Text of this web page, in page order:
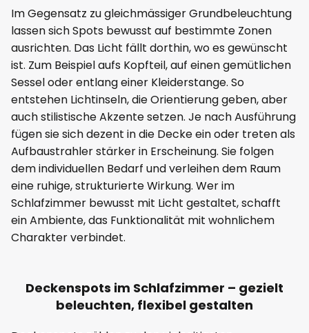
Im Gegensatz zu gleichmässiger Grundbeleuchtung
lassen sich Spots bewusst auf bestimmte Zonen
ausrichten. Das Licht fällt dorthin, wo es gewünscht
ist. Zum Beispiel aufs Kopfteil, auf einen gemütlichen
Sessel oder entlang einer Kleiderstange. So
entstehen Lichtinseln, die Orientierung geben, aber
auch stilistische Akzente setzen. Je nach Ausführung
fügen sie sich dezent in die Decke ein oder treten als
Aufbaustrahler stärker in Erscheinung. Sie folgen
dem individuellen Bedarf und verleihen dem Raum
eine ruhige, strukturierte Wirkung. Wer im
Schlafzimmer bewusst mit Licht gestaltet, schafft
ein Ambiente, das Funktionalität mit wohnlichem
Charakter verbindet.
Deckenspots im Schlafzimmer – gezielt
beleuchten, flexibel gestalten